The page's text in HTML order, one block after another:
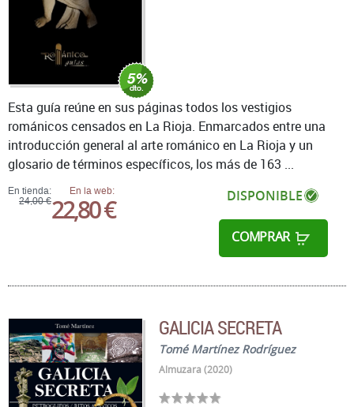
En tienda:
24,00 €
En la web:
22,80 € DISPONIBLE
COMPRAR
Esta guía reúne en sus páginas todos los vestigios
románicos censados en La Rioja. Enmarcados entre una
introducción general al arte románico en La Rioja y un
glosario de términos específicos, los más de 163 ...
GALICIA SECRETA
Tomé Martínez Rodríguez
Almuzara (2020)